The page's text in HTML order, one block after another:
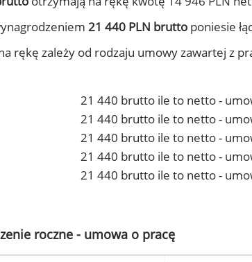
21 440 PLN brutto poniesie
rękę zależy od rodzaju umowy zawartej z
21 440 brutto ile to netto -
21 440 brutto ile to netto -
21 440 brutto ile to netto -
21 440 brutto ile to netto -
21 440 brutto ile to netto -
roczne - umowa o pracę